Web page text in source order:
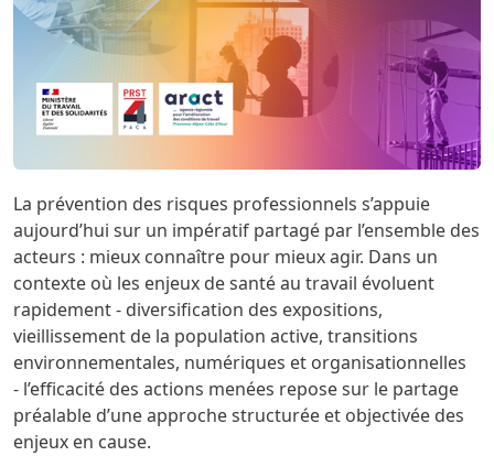
La prévention des risques professionnels s’appuie
aujourd’hui sur un impératif partagé par l’ensemble des
acteurs : mieux connaître pour mieux agir. Dans un
contexte où les enjeux de santé au travail évoluent
rapidement - diversification des expositions,
vieillissement de la population active, transitions
environnementales, numériques et organisationnelles
- l’efficacité des actions menées repose sur le partage
préalable d’une approche structurée et objectivée des
enjeux en cause.